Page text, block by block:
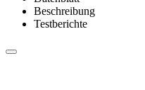
Beschreibung
Testberichte